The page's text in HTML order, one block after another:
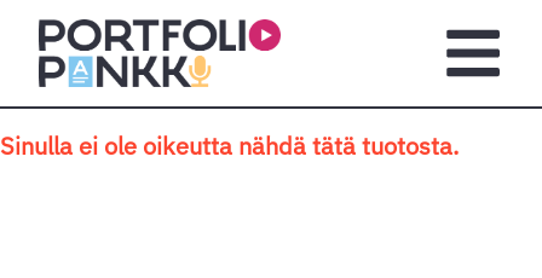
Siirry sisältöön
Sinulla ei ole oikeutta nähdä tätä tuotosta.